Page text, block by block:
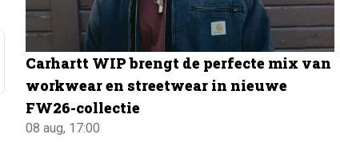
Carhartt WIP brengt de perfecte mix van
workwear en streetwear in nieuwe
FW26-collectie
08 aug, 17:00